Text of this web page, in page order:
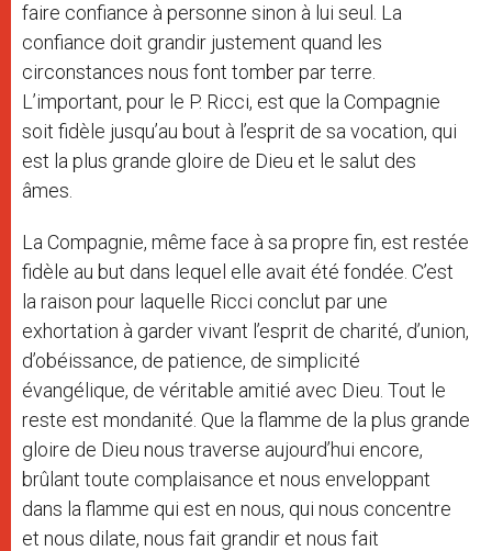
faire confiance à personne sinon à lui seul. La
confiance doit grandir justement quand les
circonstances nous font tomber par terre.
L’important, pour le P. Ricci, est que la Compagnie
soit fidèle jusqu’au bout à l’esprit de sa vocation, qui
est la plus grande gloire de Dieu et le salut des
âmes.
La Compagnie, même face à sa propre fin, est restée
fidèle au but dans lequel elle avait été fondée. C’est
la raison pour laquelle Ricci conclut par une
exhortation à garder vivant l’esprit de charité, d’union,
d’obéissance, de patience, de simplicité
évangélique, de véritable amitié avec Dieu. Tout le
reste est mondanité. Que la flamme de la plus grande
gloire de Dieu nous traverse aujourd’hui encore,
brûlant toute complaisance et nous enveloppant
dans la flamme qui est en nous, qui nous concentre
et nous dilate, nous fait grandir et nous fait